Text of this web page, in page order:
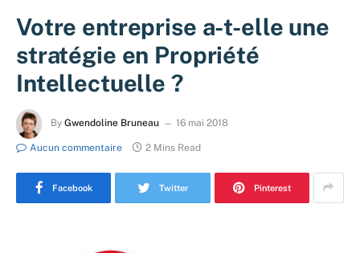
Votre entreprise a-t-elle une
stratégie en Propriété
Intellectuelle ?
By Gwendoline Bruneau 16 mai 2018
Aucun commentaire 2 Mins Read
Facebook Twitter Pinterest